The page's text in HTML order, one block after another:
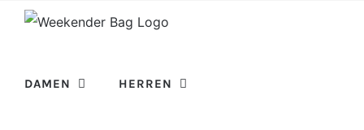
Skip
DAMEN HERREN